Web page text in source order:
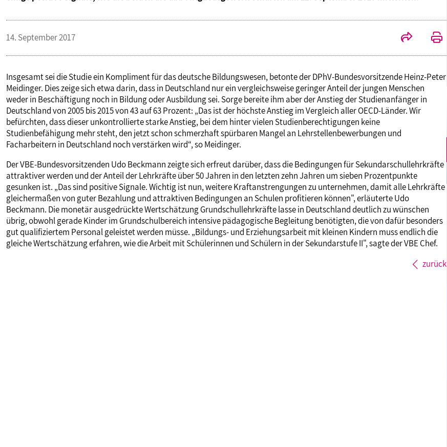
Mitgliedsgewerkschaften
Kooperationen
Alterssicherung
Bildung
Gesundheit
Gender Budgeting
Stellungnahmen
Digitalisierung
Frauenrecht kompakt
PUBLIKATIONEN
TERMINE & VERANSTALTUNGEN
Seminare
MITGLIEDSCHAFT & SERVICE
Akademie
Verlag
14. September 2017
Insgesamt sei die Studie ein Kompliment für das deutsche Bildungswesen, betonte der DPhV-Bundesvorsitzende Heinz-Peter
Meidinger. Dies zeige sich etwa darin, dass in Deutschland nur ein vergleichsweise geringer Anteil der jungen Menschen
weder in Beschäftigung noch in Bildung oder Ausbildung sei. Sorge bereite ihm aber der Anstieg der Studienanfänger in
Deutschland von 2005 bis 2015 von 43 auf 63 Prozent: „Das ist der höchste Anstieg im Vergleich aller OECD-Länder. Wir
befürchten, dass dieser unkontrollierte starke Anstieg, bei dem hinter vielen Studienberechtigungen keine
Studienbefähigung mehr steht, den jetzt schon schmerzhaft spürbaren Mangel an Lehrstellenbewerbungen und
Facharbeitern in Deutschland noch verstärken wird“, so Meidinger.
Der VBE-Bundesvorsitzenden Udo Beckmann zeigte sich erfreut darüber, dass die Bedingungen für Sekundarschullehrkräfte
attraktiver werden und der Anteil der Lehrkräfte über 50 Jahren in den letzten zehn Jahren um sieben Prozentpunkte
gesunken ist. „Das sind positive Signale. Wichtig ist nun, weitere Kraftanstrengungen zu unternehmen, damit alle Lehrkräfte
gleichermaßen von guter Bezahlung und attraktiven Bedingungen an Schulen profitieren können", erläuterte Udo
Beckmann. Die monetär ausgedrückte Wertschätzung Grundschullehrkräfte lasse in Deutschland deutlich zu wünschen
übrig, obwohl gerade Kinder im Grundschulbereich intensive pädagogische Begleitung benötigten, die von dafür besonders
gut qualifiziertem Personal geleistet werden müsse. „Bildungs- und Erziehungsarbeit mit kleinen Kindern muss endlich die
gleiche Wertschätzung erfahren, wie die Arbeit mit Schülerinnen und Schülern in der Sekundarstufe II", sagte der VBE Chef.
zurück